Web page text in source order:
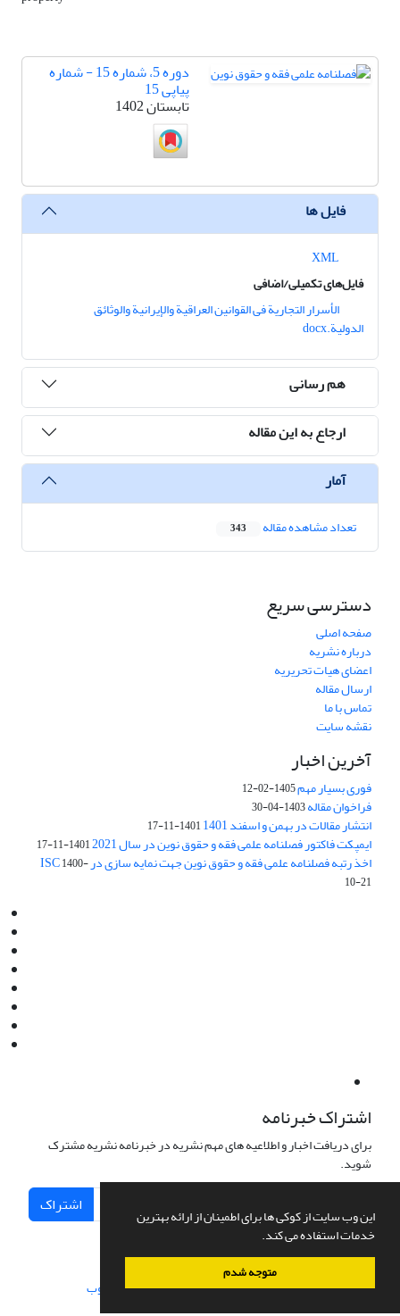
این وب سایت از کوکی ها برای اطمینان از ارائه بهترین
خدمات استفاده می کند.
متوجه شدم
دوره 5، شماره 15 - شماره
پیاپی 15
تابستان 1402
فایل ها
فایل‌های تکمیلی/اضافی
الأسرار التجاریة فی القوانین العراقیة والإیرانیة والوثائق
الدولیة.docx
هم رسانی
ارجاع به این مقاله
آمار
تعداد مشاهده مقاله 343
دسترسی سریع
صفحه اصلی
درباره نشریه
اعضای هیات تحریریه
ارسال مقاله
تماس با ما
نقشه سایت
آخرین اخبار
فوری بسیار مهم1405-02-12
فراخوان مقاله1403-04-30
انتشار مقالات در بهمن و اسفند 1401 1401-11-17
ایمپکت فاکتور فصلنامه علمی فقه و حقوق نوین در سال 2021 1401-11-17
اخذ رتبه فصلنامه علمی فقه و حقوق نوین جهت نمایه سازی در ISC1400-
10-21
اشتراک خبرنامه
برای دریافت اخبار و اطلاعیه های مهم نشریه در خبرنامه نشریه مشترک
شوید.
اشتراک
سامانه مدیریت نشریات علمی.طراحی و پیاده سازی از سیناوب